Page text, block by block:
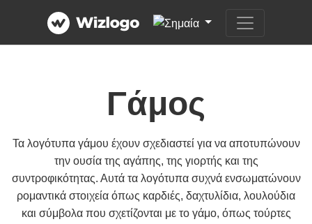
Γάμος
Τα λογότυπα γάμου έχουν σχεδιαστεί για να αποτυπώνουν
την ουσία της αγάπης, της γιορτής και της
συντροφικότητας. Αυτά τα λογότυπα συχνά ενσωματώνουν
ρομαντικά στοιχεία όπως καρδιές, δαχτυλίδια, λουλούδια
και σύμβολα που σχετίζονται με το γάμο, όπως τούρτες